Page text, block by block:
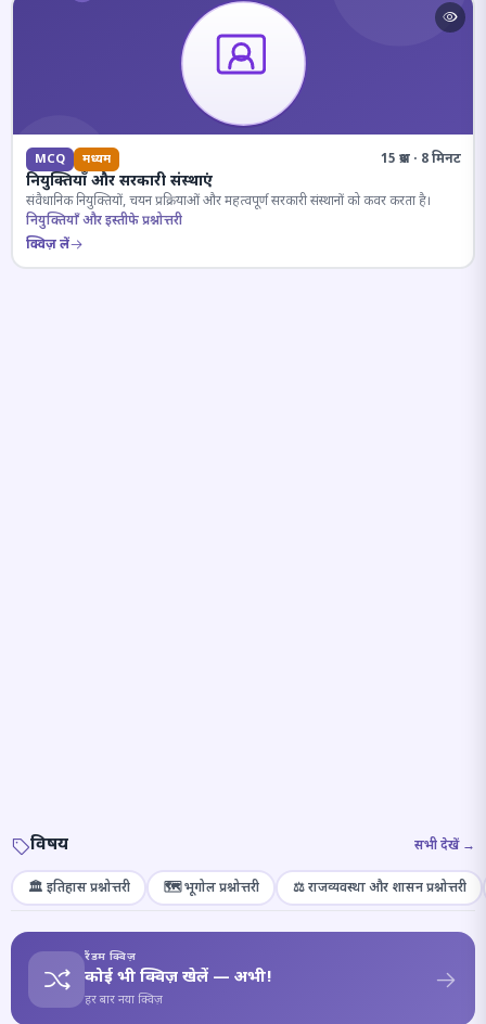
MCQ मध्यम 15 प्रश्न · 8 मिनट
नियुक्तियाँ और सरकारी संस्थाएं
संवैधानिक नियुक्तियों, चयन प्रक्रियाओं और महत्वपूर्ण सरकारी संस्थानों को कवर करता है।
नियुक्तियाँ और इस्तीफे प्रश्नोत्तरी
क्विज़ लें
विषय सभी देखें →
🏛️ इतिहास प्रश्नोत्तरी 🗺️ भूगोल प्रश्नोत्तरी ⚖️ राजव्यवस्था और शासन प्रश्नोत्तरी
रैंडम क्विज़
कोई भी क्विज़ खेलें — अभी!
हर बार नया क्विज़